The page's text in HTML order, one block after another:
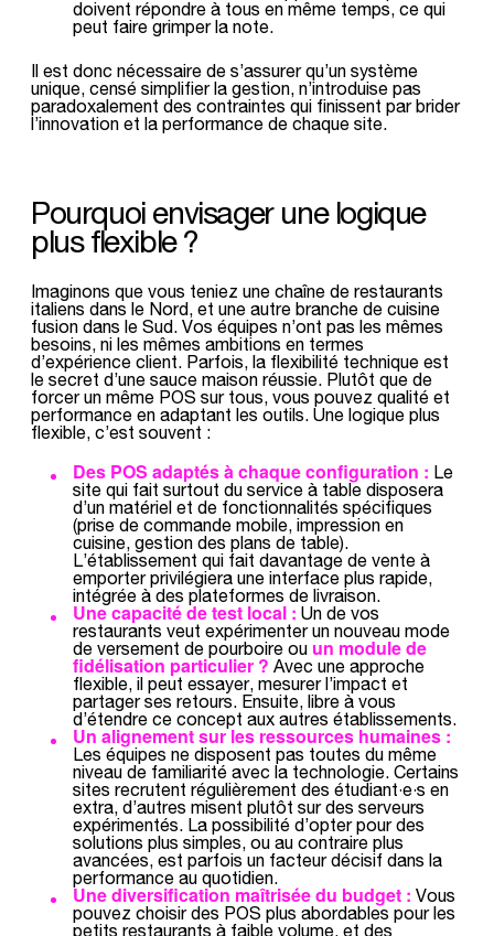
doivent répondre à tous en même temps, ce qui
peut faire grimper la note.
Il est donc nécessaire de s’assurer qu’un système
unique, censé simplifier la gestion, n’introduise pas
paradoxalement des contraintes qui finissent par brider
l’innovation et la performance de chaque site.
Pourquoi envisager une logique
plus flexible ?
Imaginons que vous teniez une chaîne de restaurants
italiens dans le Nord, et une autre branche de cuisine
fusion dans le Sud. Vos équipes n’ont pas les mêmes
besoins, ni les mêmes ambitions en termes
d’expérience client. Parfois, la flexibilité technique est
le secret d’une sauce maison réussie. Plutôt que de
forcer un même POS sur tous, vous pouvez qualité et
performance en adaptant les outils. Une logique plus
flexible, c’est souvent :
Des POS adaptés à chaque configuration : Le
site qui fait surtout du service à table disposera
d’un matériel et de fonctionnalités spécifiques
(prise de commande mobile, impression en
cuisine, gestion des plans de table).
L’établissement qui fait davantage de vente à
emporter privilégiera une interface plus rapide,
intégrée à des plateformes de livraison.
Une capacité de test local : Un de vos
restaurants veut expérimenter un nouveau mode
de versement de pourboire ou un module de
fidélisation particulier ? Avec une approche
flexible, il peut essayer, mesurer l’impact et
partager ses retours. Ensuite, libre à vous
d’étendre ce concept aux autres établissements.
Un alignement sur les ressources humaines :
Les équipes ne disposent pas toutes du même
niveau de familiarité avec la technologie. Certains
sites recrutent régulièrement des étudiant·e·s en
extra, d’autres misent plutôt sur des serveurs
expérimentés. La possibilité d’opter pour des
solutions plus simples, ou au contraire plus
avancées, est parfois un facteur décisif dans la
performance au quotidien.
Une diversification maîtrisée du budget : Vous
pouvez choisir des POS plus abordables pour les
petits restaurants à faible volume, et des